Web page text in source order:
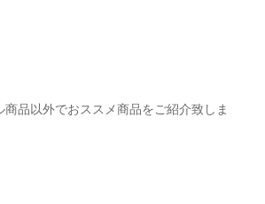
商品以外でおススメ商品をご紹介致しま